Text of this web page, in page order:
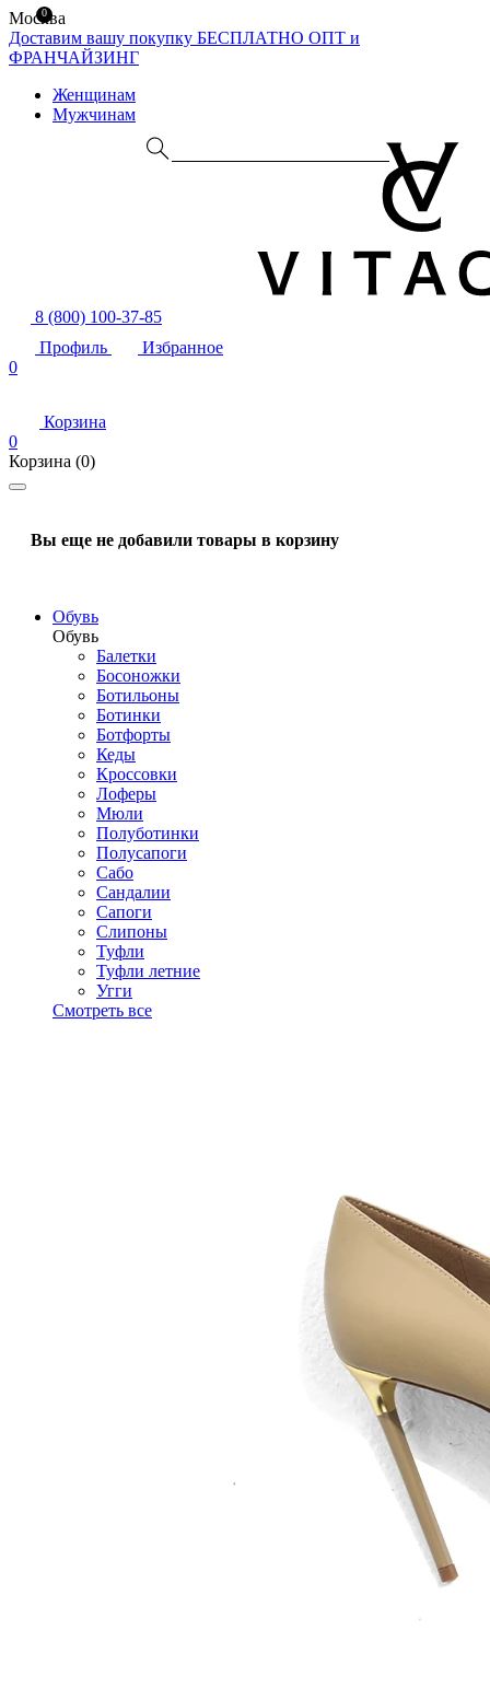
Москва
Доставим вашу покупку БЕСПЛАТНО ОПТ и
ФРАНЧАЙЗИНГ
Женщинам
Мужчинам
8 (800) 100-37-85
Профиль
Избранное
0
Корзина
0
Корзина (0)
Вы еще не добавили товары в корзину
Обувь
Обувь
Балетки
Босоножки
Ботильоны
Ботинки
Ботфорты
Кеды
Кроссовки
Лоферы
Мюли
Полуботинки
Полусапоги
Сабо
Сандалии
Сапоги
Слипоны
Туфли
Туфли летние
Угги
Смотреть все
0